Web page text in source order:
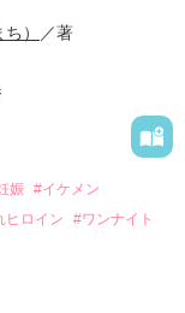
。
は壊れてしまう。
によって
った。
いた哲平に
） ／著
娠 #イケメン
ヒロイン
#ワンナイト